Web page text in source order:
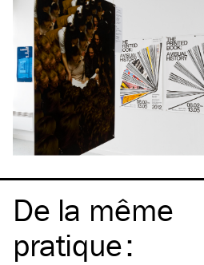
De la même
pratique: